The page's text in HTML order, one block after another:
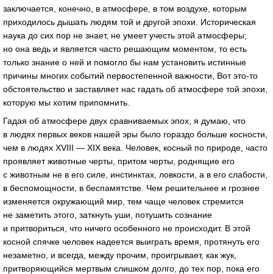
заключается, конечно, в атмосфере, в том воздухе, которым
приходилось дышать людям той и другой эпохи. Историческая
наука до сих пор не знает, не умеет учесть этой атмосферы;
но она ведь и является часто решающим моментом, то есть
только знание о ней и помогло бы нам установить истинные
причины многих событий первостепенной важности, Вот это-то
обстоятельство и заставляет нас гадать об атмосфере той эпохи,
которую мы хотим припомнить.
Гадая об атмосфере двух сравниваемых эпох, я думаю, что
в людях первых веков нашей эры было гораздо больше косности,
чем в людях XVIII — XIX века. Человек, косный по природе, часто
проявляет животные черты, притом черты, роднящие его
с животным не в его силе, инстинктах, ловкости, а в его слабости,
в беспомощности, в беспамятстве. Чем решительнее и грознее
изменяется окружающий мир, тем чаще человек стремится
не заметить этого, заткнуть уши, потушить сознание
и притвориться, что ничего особенного не происходит. В этой
косной спячке человек надеется выиграть время, протянуть его
незаметно, и всегда, между прочим, проигрывает, как жук,
притворяющийся мертвым слишком долго, до тех пор, пока его